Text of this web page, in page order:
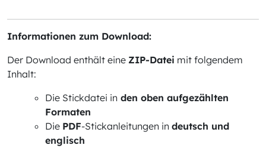
Informationen zum Download:
Der Download enthält eine ZIP-Datei mit folgendem
Inhalt:
Die Stickdatei in den oben aufgezählten
Formaten
Die PDF-Stickanleitungen in deutsch und
englisch